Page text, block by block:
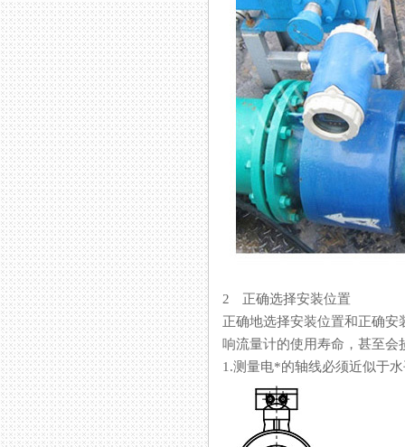
2 正确选择安装位置
正确地选择安装位置和正确安装
响流量计的使用寿命，甚至会
1.测量电*的轴线必须近似于